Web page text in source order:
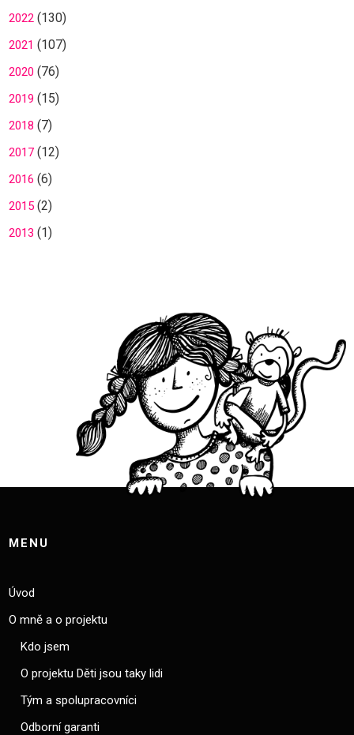
2022 (130)
2021 (107)
2020 (76)
2019 (15)
2018 (7)
2017(12)
2016 (6)
2015(2)
2013 (1)
MENU
Úvod
O mně a o projektu
Kdo jsem
O projektu Děti jsou taky lidi
Tým a spolupracovníci
Odborní garanti